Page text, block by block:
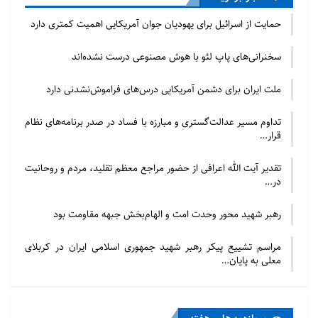
رفتار خود قرار دهد. مدارا، ابزار دعوت است، وسیله کاهش
کینه‌ها و عامل وحدت جامعه اسلامی. در دنیای پر از تشنج
امروز، این سنت پیامبر(ص) می‌تواند درهای بسیاری را
بگشاید و اسلام را به عنوان دین رحمت به جهانیان معرفی
کند.
صبر در بأساء و ضراء؛ استقامت در مکتب امامت
دکتر بوالحسنی در توضیح سومین و آخرین ویژگی، که
«صبر در تنگناها و سختی‌ها» است، گفت: این خصلت،
الهام‌گرفته از سیره و زندگی ائمه معصومین(ع) است.
صبری که امام رضا(ع) از آن سخن می‌گویند، تنها تحمل
منفعلانه مشکلات نیست، بلکه صبری فعال، آگاهانه و
سازنده است. این صبر، به معنای استقامت در برابر
ستم، و شکیبایی در برابر مصائب زندگی است. تاریخ زندگی
حمایت از اسرائیل برای یهودیان جوان آمریکایی اهمیت کمتری دارد
سخنرانی‌های پاپ لئو با هوش مصنوعی درست نشده‌اند
ملت ایران برای دشمن آمریکایی درس‌های فراموش‌نشدنی دارد
تداوم مسیر عدالت‌گستری و مبارزه با فساد در صدر برنامه‌های نظام
قرار…
تقدیر آیت الله اعرافی از حضور مراجع معظم تقلید، مردم و روحانیت
در…
رهبر شهید محور وحدت امت و الهام‌بخش جبهه مقاومت بود
مراسم تشییع پیکر رهبر شهید جمهوری اسلامی ایران در کربلای
معلی به پایان…